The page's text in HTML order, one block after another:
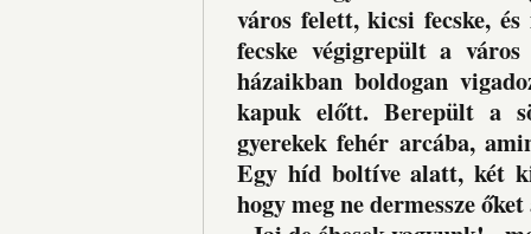
város felett, kicsi fecske,
fecske végigrepült a
házaikban boldogan
kapuk előtt. Berepült a
gyerekek fehér arcába,
Egy híd boltíve alatt, két
hogy meg ne dermessze